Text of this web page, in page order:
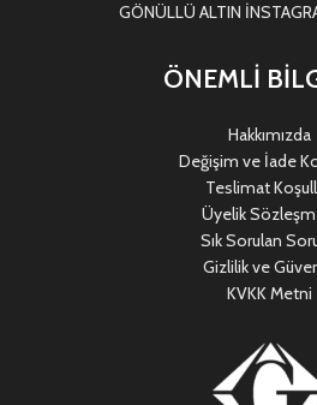
GÖNÜLLÜ ALTIN
ÖNEMLİ
Hakkımızda
Değişim ve İade
Teslimat
Üyelik
Sık Sorulan
Gizlilik ve
KVKK Metni